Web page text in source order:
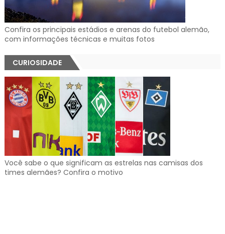
Confira os principais estádios e arenas do futebol alemão,
com informações técnicas e muitas fotos
CURIOSIDADE
Você sabe o que significam as estrelas nas camisas dos
times alemães? Confira o motivo